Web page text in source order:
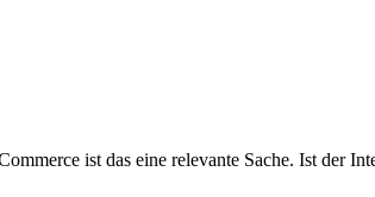
ist das eine relevante Sache. Ist der